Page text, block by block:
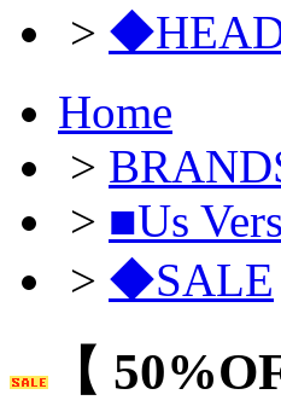
>
Home
>
> ■Us
> ◆SALE
【